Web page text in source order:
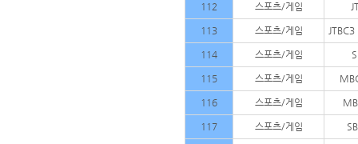
112 스포츠/게임
113 스포츠/게임
114 스포츠/게임
115 스포츠/게임
116 스포츠/게임
117 스포츠/게임